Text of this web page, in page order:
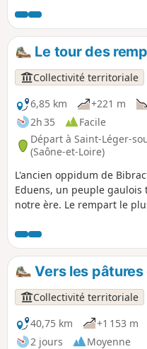
(901 m). Une randonnée
balisée et en plein cœur
déconnexion totale à votre
écoutez : ici, c'est le
Le tour des
Collectivité territoriale
6,85 km
+221 m
2h 35
Facile
Départ à Saint-Léger-
(Saône-et-Loire)
L'ancien oppidum de
Eduens, un peuple
notre ère. Le rempart le
5 km, l'espace s'est
du murus gallicus, une
un empilement en
horizontales avec un
technique architecturale
balade permet d'entrevoir
en cheminant dans les
majestueuse du Mont
Vers les
Collectivité territoriale
40,75 km
+1 153 m
2 jours
Moyenne